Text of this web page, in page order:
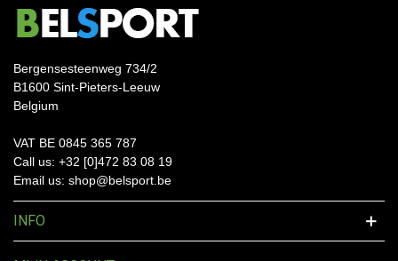
Bergensesteenweg 734/2
B1600 Sint-Pieters-Leeuw
Belgium
VAT BE 0845 365 787
Call us: +32 [0]472 83 08 19
Email us: shop@belsport.be
INFO